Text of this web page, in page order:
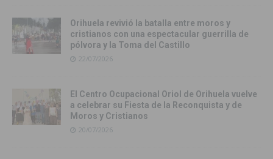
Orihuela revivió la batalla entre moros y
cristianos con una espectacular guerrilla de
pólvora y la Toma del Castillo
22/07/2026
El Centro Ocupacional Oriol de Orihuela vuelve
a celebrar su Fiesta de la Reconquista y de
Moros y Cristianos
20/07/2026